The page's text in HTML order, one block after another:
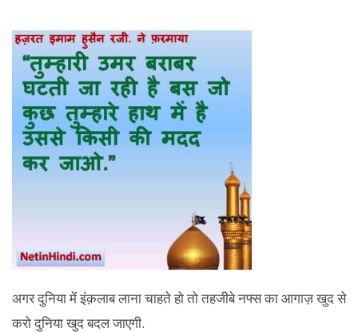
अगर दुनिया में इंक़लाब लाना चाहते हो तो तहजीबे नफ्स का आगाज़ खुद से
करो दुनिया खुद बदल जाएगी.